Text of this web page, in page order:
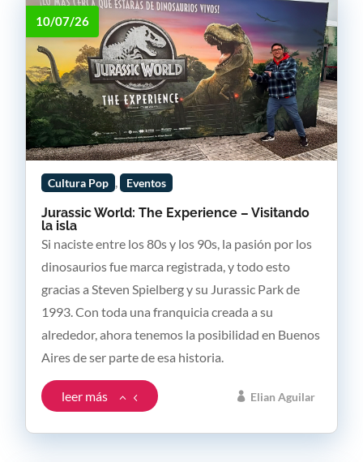
Jurassic World: The Experience – Visitando
la isla
Elian Aguilar
10/07/26
Cultura Pop , Eventos
Si naciste entre los 80s y los 90s, la pasión por los
dinosaurios fue marca registrada, y todo esto
gracias a Steven Spielberg y su Jurassic Park de
1993. Con toda una franquicia creada a su
alrededor, ahora tenemos la posibilidad en Buenos
Aires de ser parte de esa historia.
leer más